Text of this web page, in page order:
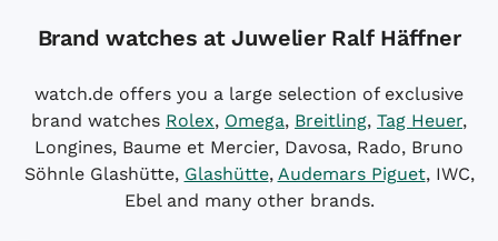
Brand watches at Juwelier Ralf Häffner
watch.de offers you a large selection of exclusive
brand watches Rolex, Omega, Breitling, Tag Heuer,
Longines, Baume et Mercier, Davosa, Rado, Bruno
Söhnle Glashütte, Glashütte, Audemars Piguet, IWC,
Ebel and many other brands.